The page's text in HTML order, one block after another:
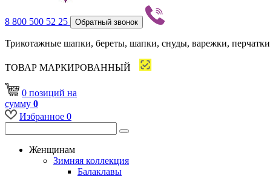
8 800 500 52 25 Обратный звонок
Трикотажные шапки, береты, шапки, снуды, варежки, перчатки
ТОВАР МАРКИРОВАННЫЙ
0 позиций на
сумму 0
Избранное 0
Женщинам
Зимняя коллекция
Балаклавы